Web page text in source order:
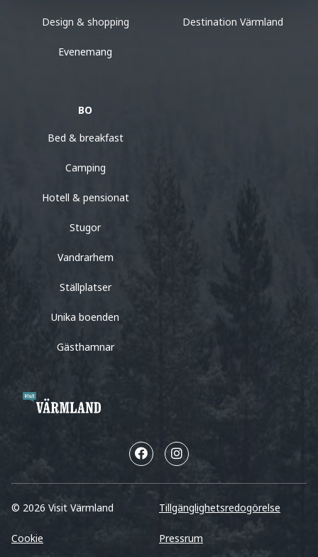
Design & shopping
Evenemang
Destination Värmland
BO
Bed & breakfast
Camping
Hotell & pensionat
Stugor
Vandrarhem
Ställplatser
Unika boenden
Gästhamnar
© 2026 Visit Värmland Tillgänglighetsredogörelse
Cookie Pressrum